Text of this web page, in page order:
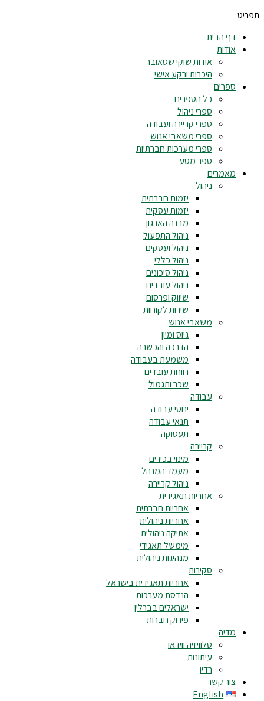
תפריט
דף הבית
אודות
אודות שוקי שטאובר
היכרות ורקע אישי
ספרים
כל הספרים
ספרי ניהול
ספרי קריירה ועבודה
ספרי משאבי אנוש
ספרי מערכות חברתיות
ספר מסע
מאמרים
ניהול
יזמות חברתית
יזמות עסקית
מבנה הארגון
ניהול התפעול
ניהול ועסקים
ניהול כללי
ניהול סיכונים
ניהול עובדים
שיווק ופרסום
שירות לקוחות
משאבי אנוש
גיוס ומיון
הדרכה והכשרה
משמעת בעבודה
רווחת עובדים
שכר ותגמול
עבודה
יחסי עבודה
תנאי עבודה
תעסוקה
קריירה
מינוי בכירים
מעמד המנהל
ניהול קריירה
אחריות תאגידית
אחריות חברתית
אחריות ניהולית
אתיקה ניהולית
מימשל תאגידי
מנהיגות ניהולית
סקירות
אחריות תאגידית בישראל
הנדסת מערכות
ישראלים בברלין
פירוק חברות
מדיה
טלוויזיה ווידאו
עיתונות
רדיו
צור קשר
English